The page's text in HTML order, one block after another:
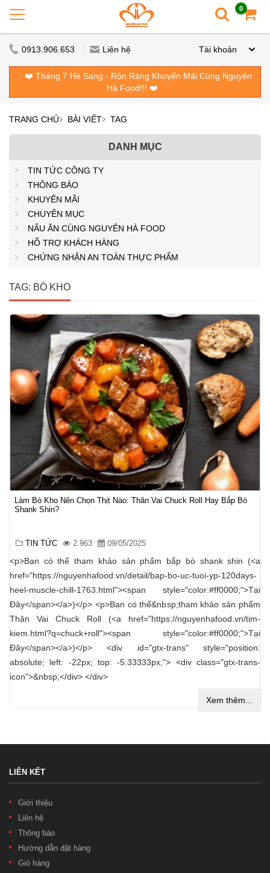
0
0913.906.653 Liên hệ Tài khoản
❤️ Tháng 7 Hè Sang - Rộn Ràng Khuyến Mãi Cùng Nguyên
Hà Food!!! ❤️
TRANG CHỦ BÀI VIẾT TAG
DANH MỤC
TIN TỨC CÔNG TY
THÔNG BÁO
KHUYẾN MÃI
CHUYÊN MỤC
NẤU ĂN CÙNG NGUYÊN HÀ FOOD
HỖ TRỢ KHÁCH HÀNG
CHỨNG NHẬN AN TOÀN THỰC PHẨM
TAG: BÒ KHO
Làm Bò Kho Nên Chọn Thịt Nào: Thăn Vai Chuck Roll Hay Bắp Bò
Shank Shin?
TIN TỨC 2.963 09/05/2025
<p>Bạn có thể tham khảo sản phẩm bắp bò shank shin (<a
href="https://nguyenhafood.vn/detail/bap-bo-uc-tuoi-yp-120days-
heel-muscle-chill-1763.html"><span style="color:#ff0000;">Tại
Đây</span></a>)</p> <p>Bạn có thể&nbsp;tham khảo sản phẩm
Thăn Vai Chuck Roll (<a href="https://nguyenhafood.vn/tim-
kiem.html?q=chuck+roll"><span style="color:#ff0000;">Tại
Đây</span></a>)</p> <div id="gtx-trans" style="position:
absolute; left: -22px; top: -5.33333px;"> <div class="gtx-trans-
icon">&nbsp;</div> </div>
Xem thêm...
LIÊN KẾT
Giới thiệu
Liên hệ
Thông báo
Hướng dẫn đặt hàng
Giỏ hàng